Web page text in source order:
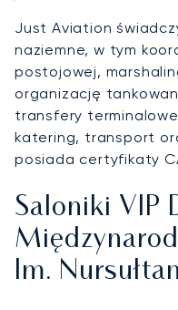
Just Aviation
naziemne, w tym
postojowej,
organizację
transfery
katering, transport
posiada certyfikaty
Saloniki VIP
Im.